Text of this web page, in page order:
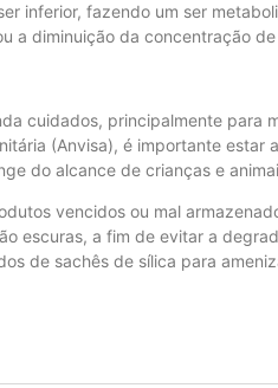
inferior, fazendo um ser
a diminuição da concentração
cuidados, principalmente para
(Anvisa), é importante
do alcance de crianças e
vencidos ou mal
escuras, a fim de evitar a
de sachês de sílica para